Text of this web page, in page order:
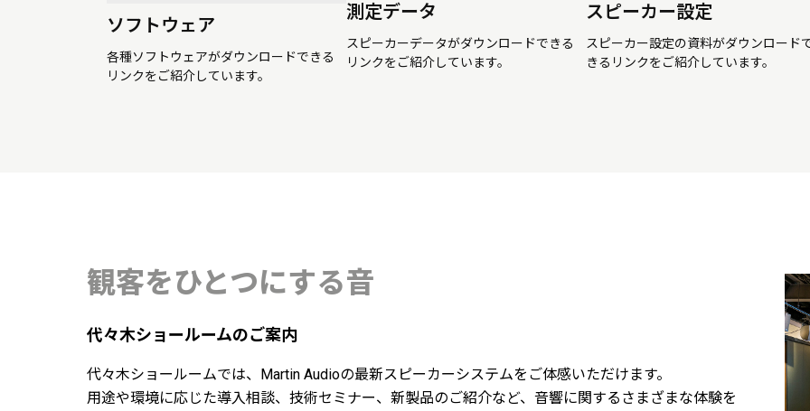
ソフトウェア
各種ソフトウェアがダウンロードできる
リンクをご紹介しています。
測定データ
スピーカーデータがダウンロードできる
リンクをご紹介しています。
スピーカー設定
スピーカー設定の資料がダウンロード
きるリンクをご紹介しています。
観客をひとつにする音
代々木ショールームのご案内
代々木ショールームでは、Martin Audioの最新スピーカーシステムをご体感いただけます。
用途や環境に応じた導入相談、技術セミナー、新製品のご紹介など、音響に関するさまざまな体験を